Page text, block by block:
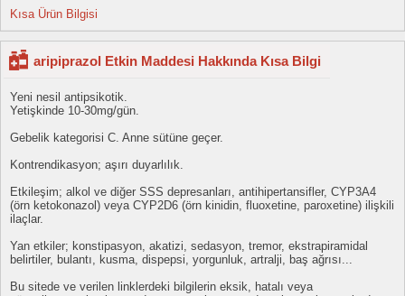
Kısa Ürün Bilgisi
aripiprazol Etkin Maddesi Hakkında Kısa Bilgi
Yeni nesil antipsikotik.
Yetişkinde 10-30mg/gün.
Gebelik kategorisi C. Anne sütüne geçer.
Kontrendikasyon; aşırı duyarlılık.
Etkileşim; alkol ve diğer SSS depresanları, antihipertansifler, CYP3A4
(örn ketokonazol) veya CYP2D6 (örn kinidin, fluoxetine, paroxetine) ilişkili
ilaçlar.
Yan etkiler; konstipasyon, akatizi, sedasyon, tremor, ekstrapiramidal
belirtiler, bulantı, kusma, dispepsi, yorgunluk, artralji, baş ağrısı...
Bu sitede ve verilen linklerdeki bilgilerin eksik, hatalı veya